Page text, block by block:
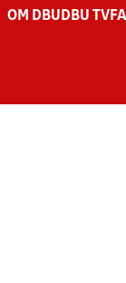
OM DBU DBU TV